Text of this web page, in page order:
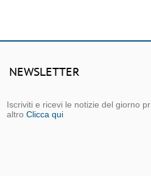
NEWSLETTER
Iscriviti e ricevi le notizie del giorno
altro Clicca qui